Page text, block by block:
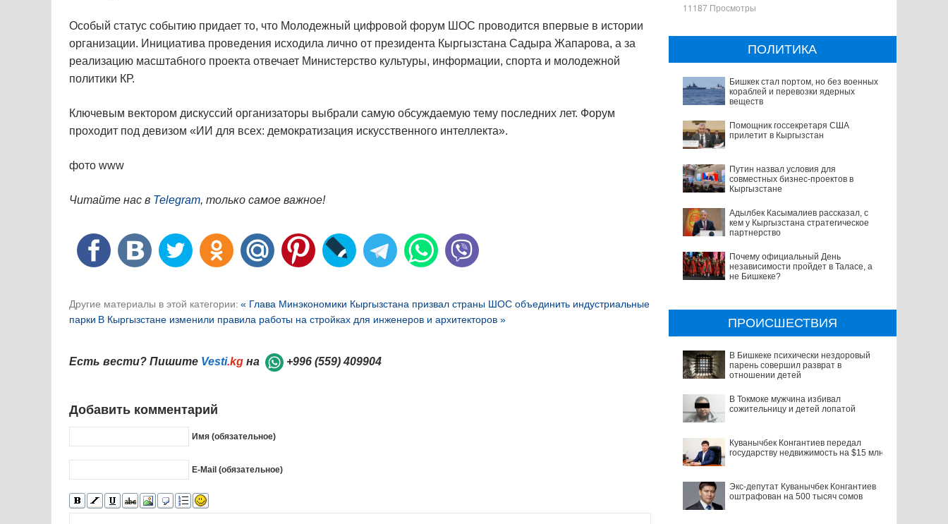
Особый статус событию придает то, что Молодежный цифровой форум ШОС проводится впервые в истории
организации. Инициатива проведения исходила лично от президента Кыргызстана Садыра Жапарова, а за
реализацию масштабного проекта отвечает Министерство культуры, информации, спорта и молодежной
политики КР.
Ключевым вектором дискуссий организаторы выбрали самую обсуждаемую тему последних лет. Форум
проходит под девизом «ИИ для всех: демократизация искусственного интеллекта».
фото www
Читайте нас в Telegram, только самое важное!
Другие материалы в этой категории: « Глава Минэкономики Кыргызстана призвал страны ШОС объединить индустриальные
парки В Кыргызстане изменили правила работы на стройках для инженеров и архитекторов »
Есть вести? Пишите Vesti.kg на +996 (559) 409904
Добавить комментарий
Имя (обязательное)
E-Mail (обязательное)
11187 Просмотры
ПОЛИТИКА
Бишкек стал портом, но без военных
кораблей и перевозки ядерных
веществ
Помощник госсекретаря США
прилетит в Кыргызстан
Путин назвал условия для
совместных бизнес-проектов в
Кыргызстане
Адылбек Касымалиев рассказал, с
кем у Кыргызстана стратегическое
партнерство
Почему официальный День
независимости пройдет в Таласе, а
не Бишкеке?
ПРОИСШЕСТВИЯ
В Бишкеке психически нездоровый
парень совершил разврат в
отношении детей
В Токмоке мужчина избивал
сожительницу и детей лопатой
Куванычбек Конгантиев передал
государству недвижимость на $15 млн
Экс-депутат Куванычбек Конгантиев
оштрафован на 500 тысяч сомов